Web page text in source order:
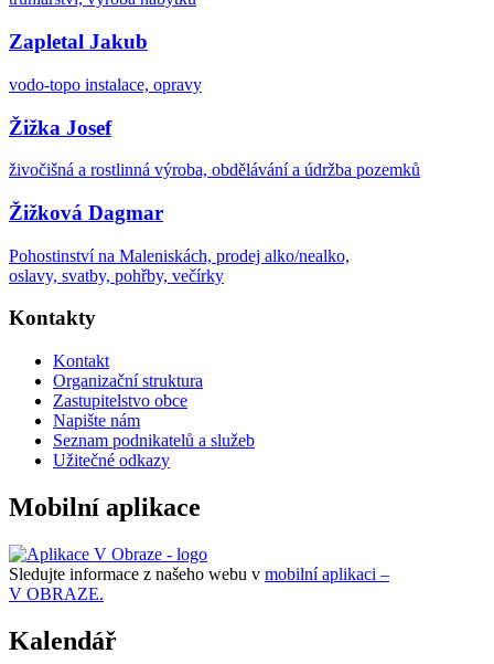
Zapletal Jakub
vodo-topo instalace, opravy
Žižka Josef
živočišná a rostlinná výroba, obdělávání a údržba pozemků
Žižková Dagmar
Pohostinství na Maleniskách, prodej alko/nealko,
oslavy, svatby, pohřby, večírky
Kontakty
Kontakt
Organizační struktura
Zastupitelstvo obce
Napište nám
Seznam podnikatelů a služeb
Užitečné odkazy
Mobilní aplikace
Sledujte informace z našeho webu v mobilní aplikaci –
V OBRAZE.
Kalendář